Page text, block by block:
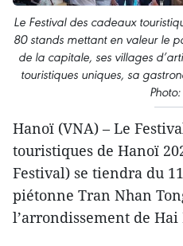
Le Festival des cadeaux
80 stands mettant en valeur le
de la capitale, ses villages
touristiques uniques, sa
Hanoï (VNA) – Le
touristiques de Hanoï
Festival) se tiendra du
piétonne Tran Nhan
l’arrondissement de Hai